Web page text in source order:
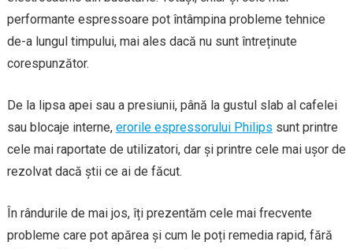
performante espressoare pot întâmpina probleme tehnice
de-a lungul timpului, mai ales dacă nu sunt întreținute
corespunzător.
De la lipsa apei sau a presiunii, până la gustul slab al cafelei
sau blocaje interne, erorile espressorului Philips sunt printre
cele mai raportate de utilizatori, dar și printre cele mai ușor de
rezolvat dacă știi ce ai de făcut.
În rândurile de mai jos, îți prezentăm cele mai frecvente
probleme care pot apărea și cum le poți remedia rapid, fără